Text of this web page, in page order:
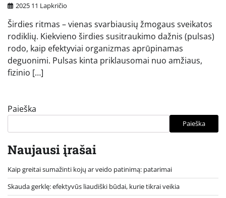
2025 11 Lapkričio
Širdies ritmas – vienas svarbiausių žmogaus sveikatos
rodiklių. Kiekvieno širdies susitraukimo dažnis (pulsas)
rodo, kaip efektyviai organizmas aprūpinamas
deguonimi. Pulsas kinta priklausomai nuo amžiaus,
fizinio […]
Paieška
Paieška
Naujausi įrašai
Kaip greitai sumažinti kojų ar veido patinimą: patarimai
Skauda gerklę: efektyvūs liaudiški būdai, kurie tikrai veikia